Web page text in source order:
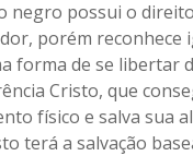
negro possui o
porém
forma de se libertar
Cristo, que
físico e salva sua
terá a salvação